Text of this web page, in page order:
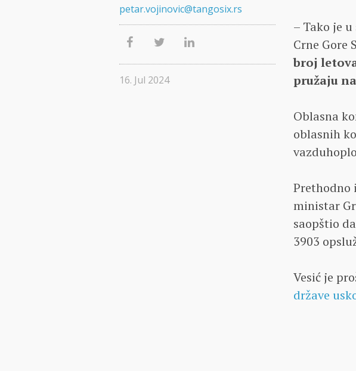
– Tako je
Crne Gore
broj
pružaju
Oblasna
oblasnih
Prethodno
ministar
saopštio
3903
Vesić je
države
petar.vojinovic@tangosix.rs
16. Jul 2024